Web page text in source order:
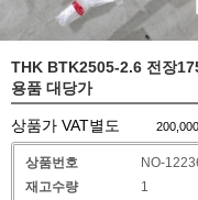
THK BTK2505-2.6 전장
용품 대당가
상품가 VAT별도 200,000
상품번호
NO-
재고수량
1